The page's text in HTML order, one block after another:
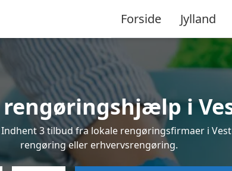
Forside Jylland
i
3 tilbud fra lokale rengøringsfirmaer i
rengøring eller erhvervsrengøring.